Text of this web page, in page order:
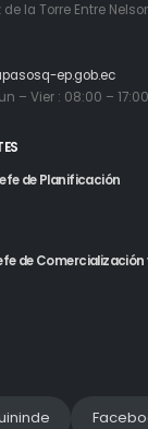
la Torre Entre
ep.gob.ec
– Vier : 08:00 – 17:00
de Planificación
de